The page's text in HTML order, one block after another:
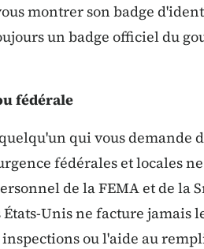
montrer son badge
un badge officiel du
fédérale
qui vous demande
fédérales et locales
de la FEMA et de la
Unis ne facture jamais
ou l'aide au